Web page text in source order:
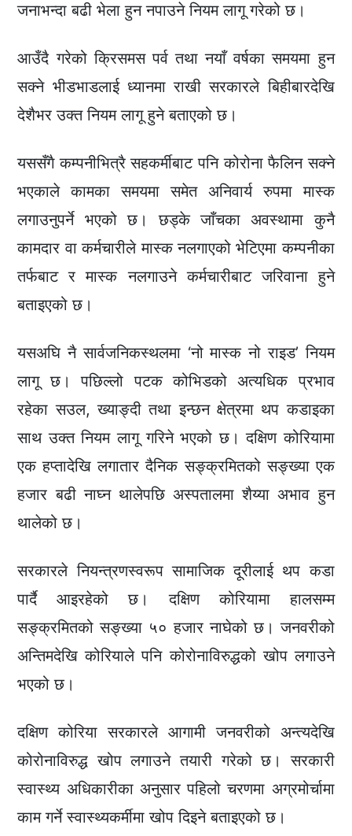
जनाभन्दा बढी भेला हुन नपाउने नियम लागू गरेको छ।
आउँदै गरेको क्रिसमस पर्व तथा नयाँ वर्षका समयमा हुन
सक्ने भीडभाडलाई ध्यानमा राखी सरकारले बिहीबारदेखि
देशैभर उक्त नियम लागू हुने बताएको छ।
यससँगै कम्पनीभित्रै सहकर्मीबाट पनि कोरोना फैलिन सक्ने
भएकाले कामका समयमा समेत अनिवार्य रुपमा मास्क
लगाउनुपर्ने भएको छ। छड्के जाँचका अवस्थामा कुनै
कामदार वा कर्मचारीले मास्क नलगाएको भेटिएमा कम्पनीका
तर्फबाट र मास्क नलगाउने कर्मचारीबाट जरिवाना हुने
बताइएको छ।
यसअघि नै सार्वजनिकस्थलमा ‘नो मास्क नो राइड’ नियम
लागू छ। पछिल्लो पटक कोभिडको अत्यधिक प्रभाव
रहेका सउल, ख्याङ्दी तथा इन्छन क्षेत्रमा थप कडाइका
साथ उक्त नियम लागू गरिने भएको छ। दक्षिण कोरियामा
एक हप्तादेखि लगातार दैनिक सङ्क्रमितको सङ्ख्या एक
हजार बढी नाघ्न थालेपछि अस्पतालमा शैय्या अभाव हुन
थालेको छ।
सरकारले नियन्त्रणस्वरूप सामाजिक दूरीलाई थप कडा
पार्दै आइरहेको छ। दक्षिण कोरियामा हालसम्म
सङ्क्रमितको सङ्ख्या ५० हजार नाघेको छ। जनवरीको
अन्तिमदेखि कोरियाले पनि कोरोनाविरुद्धको खोप लगाउने
भएको छ।
दक्षिण कोरिया सरकारले आगामी जनवरीको अन्त्यदेखि
कोरोनाविरुद्ध खोप लगाउने तयारी गरेको छ। सरकारी
स्वास्थ्य अधिकारीका अनुसार पहिलो चरणमा अग्रमोर्चामा
काम गर्ने स्वास्थ्यकर्मीमा खोप दिइने बताइएको छ।